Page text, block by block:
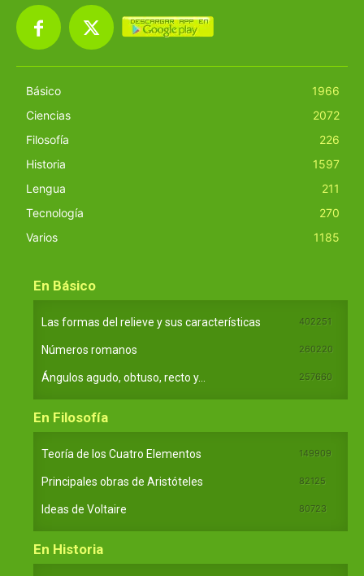
Básico
1966
Ciencias
2072
Filosofía
226
Historia
1597
Lengua
211
Tecnología
270
Varios
1185
En Básico
Las formas del relieve y sus características 402251
Números romanos 260220
Ángulos agudo, obtuso, recto y... 257660
En Filosofía
Teoría de los Cuatro Elementos 149909
Principales obras de Aristóteles 82125
Ideas de Voltaire 80723
En Historia